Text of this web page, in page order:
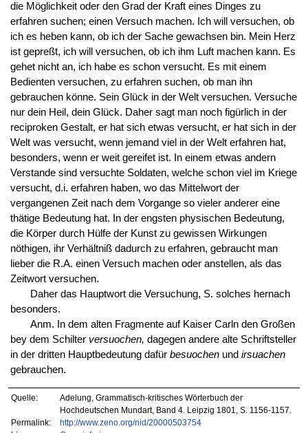
die Möglichkeit oder den Grad der Kraft eines Dinges zu
erfahren suchen; einen Versuch machen. Ich will versuchen, ob
ich es heben kann, ob ich der Sache gewachsen bin. Mein Herz
ist gepreßt, ich will versuchen, ob ich ihm Luft machen kann. Es
gehet nicht an, ich habe es schon versucht. Es mit einem
Bedienten versuchen, zu erfahren suchen, ob man ihn
gebrauchen könne. Sein Glück in der Welt versuchen. Versuche
nur dein Heil, dein Glück. Daher sagt man noch figürlich in der
reciproken Gestalt, er hat sich etwas versucht, er hat sich in der
Welt was versucht, wenn jemand viel in der Welt erfahren hat,
besonders, wenn er weit gereifet ist. In einem etwas andern
Verstande sind versuchte Soldaten, welche schon viel im Kriege
versucht, d.i. erfahren haben, wo das Mittelwort der
vergangenen Zeit nach dem Vorgange so vieler anderer eine
thätige Bedeutung hat. In der engsten physischen Bedeutung,
die Körper durch Hülfe der Kunst zu gewissen Wirkungen
nöthigen, ihr Verhältniß dadurch zu erfahren, gebraucht man
lieber die R.A. einen Versuch machen oder anstellen, als das
Zeitwort versuchen.
Daher das Hauptwort die Versuchung, S. solches hernach
besonders.
Anm. In dem alten Fragmente auf Kaiser Carln den Großen
bey dem Schilter versuochen, dagegen andere alte Schriftsteller
in der dritten Hauptbedeutung dafür besuochenund irsuachen
gebrauchen.
Quelle:
Adelung, Grammatisch-kritisches Wörterbuch der
Hochdeutschen Mundart, Band 4. Leipzig 1801, S. 1156-1157.
Permalink:
http://www.zeno.org/nid/20000503754